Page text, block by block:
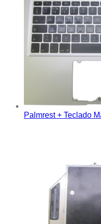
Palmrest + Teclado